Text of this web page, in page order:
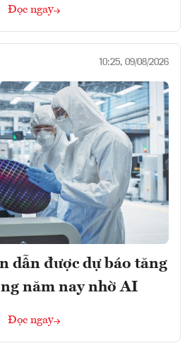
Đọc ngay
10:25, 09/08/2026
dẫn được dự báo tăng
năm nay nhờ AI
Đọc ngay